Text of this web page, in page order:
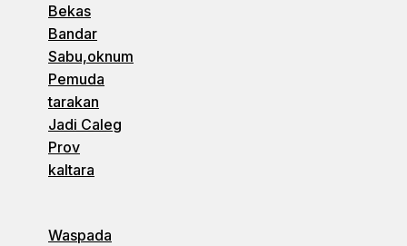
Bekas
Bandar
Sabu,oknum
Pemuda
tarakan
Jadi Caleg
Prov
kaltara
Waspada